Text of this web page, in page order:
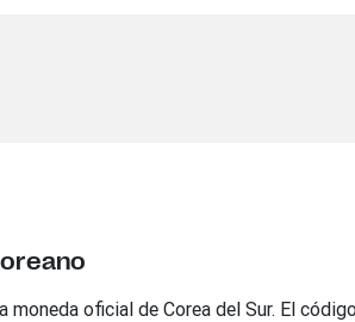
moneda oficial de Corea del Sur. El